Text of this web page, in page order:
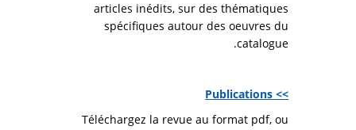
articles inédits, sur des thématiques
spécifiques autour des oeuvres du
catalogue.
>> Publications
Téléchargez la revue au format pdf, ou